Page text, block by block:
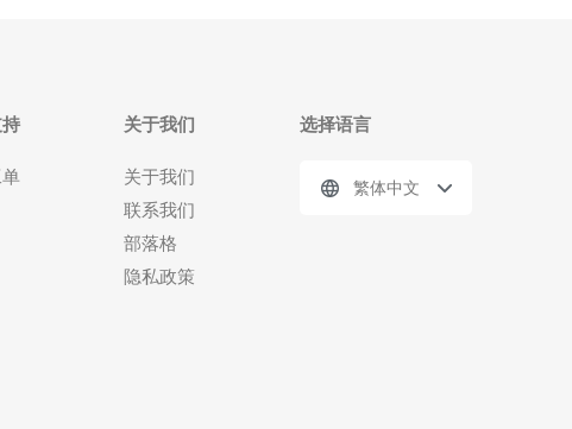
关于我们
关于我们
联系我们
部落格
隐私政策
选择语言
繁体中文